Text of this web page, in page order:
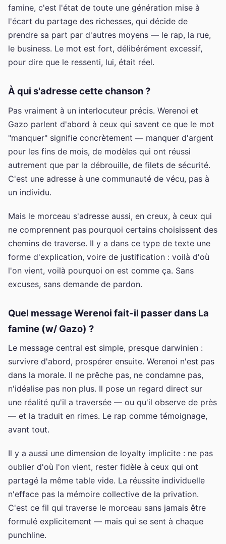
famine, c'est l'état de toute une génération mise à
l'écart du partage des richesses, qui décide de
prendre sa part par d'autres moyens — le rap, la rue,
le business. Le mot est fort, délibérément excessif,
pour dire que le ressenti, lui, était réel.
À qui s'adresse cette chanson ?
Pas vraiment à un interlocuteur précis. Werenoi et
Gazo parlent d'abord à ceux qui savent ce que le mot
"manquer" signifie concrètement — manquer d'argent
pour les fins de mois, de modèles qui ont réussi
autrement que par la débrouille, de filets de sécurité.
C'est une adresse à une communauté de vécu, pas à
un individu.
Mais le morceau s'adresse aussi, en creux, à ceux qui
ne comprennent pas pourquoi certains choisissent des
chemins de traverse. Il y a dans ce type de texte une
forme d'explication, voire de justification : voilà d'où
l'on vient, voilà pourquoi on est comme ça. Sans
excuses, sans demande de pardon.
Quel message Werenoi fait-il passer dans La
famine (w/ Gazo) ?
Le message central est simple, presque darwinien :
survivre d'abord, prospérer ensuite. Werenoi n'est pas
dans la morale. Il ne prêche pas, ne condamne pas,
n'idéalise pas non plus. Il pose un regard direct sur
une réalité qu'il a traversée — ou qu'il observe de près
— et la traduit en rimes. Le rap comme témoignage,
avant tout.
Il y a aussi une dimension de loyalty implicite : ne pas
oublier d'où l'on vient, rester fidèle à ceux qui ont
partagé la même table vide. La réussite individuelle
n'efface pas la mémoire collective de la privation.
C'est ce fil qui traverse le morceau sans jamais être
formulé explicitement — mais qui se sent à chaque
punchline.